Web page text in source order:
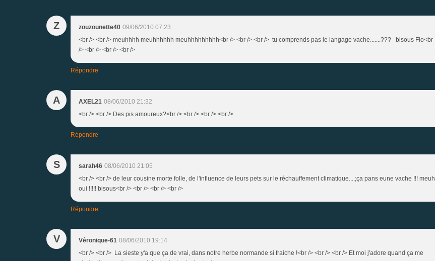
Z zouzounette40 09/06/2010 07:23
<br /> <br /> meuhhhh meuhhhhhh meuhhhhhhhhh<br /> <br /> <br /> tu comprends pas le langage vache.......??? bisous Flo<br
/> <br /> <br /> <br />
Répondre
A AXEL21 08/06/2010 21:32
<br /> <br /> Des pis amoureux?<br /> <br /> <br /> <br />
Répondre
S sarah46 08/06/2010 21:05
<br /> <br /> de leur cousine morte folle, de l'influence de leurs pets sur le réchauffement climatique....;ça pans eune vache !!! meuh
oui !!!!! bisous<br /> <br /> <br /> <br />
Répondre
V Véronique-61 08/06/2010 19:14
<br /> <br /> La sieste y'a que ça de vrai, dans notre herbe normande si fraiche !<br /> <br /> <br /> Et moi j'adore quand ça me